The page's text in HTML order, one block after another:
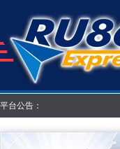
平台公告：